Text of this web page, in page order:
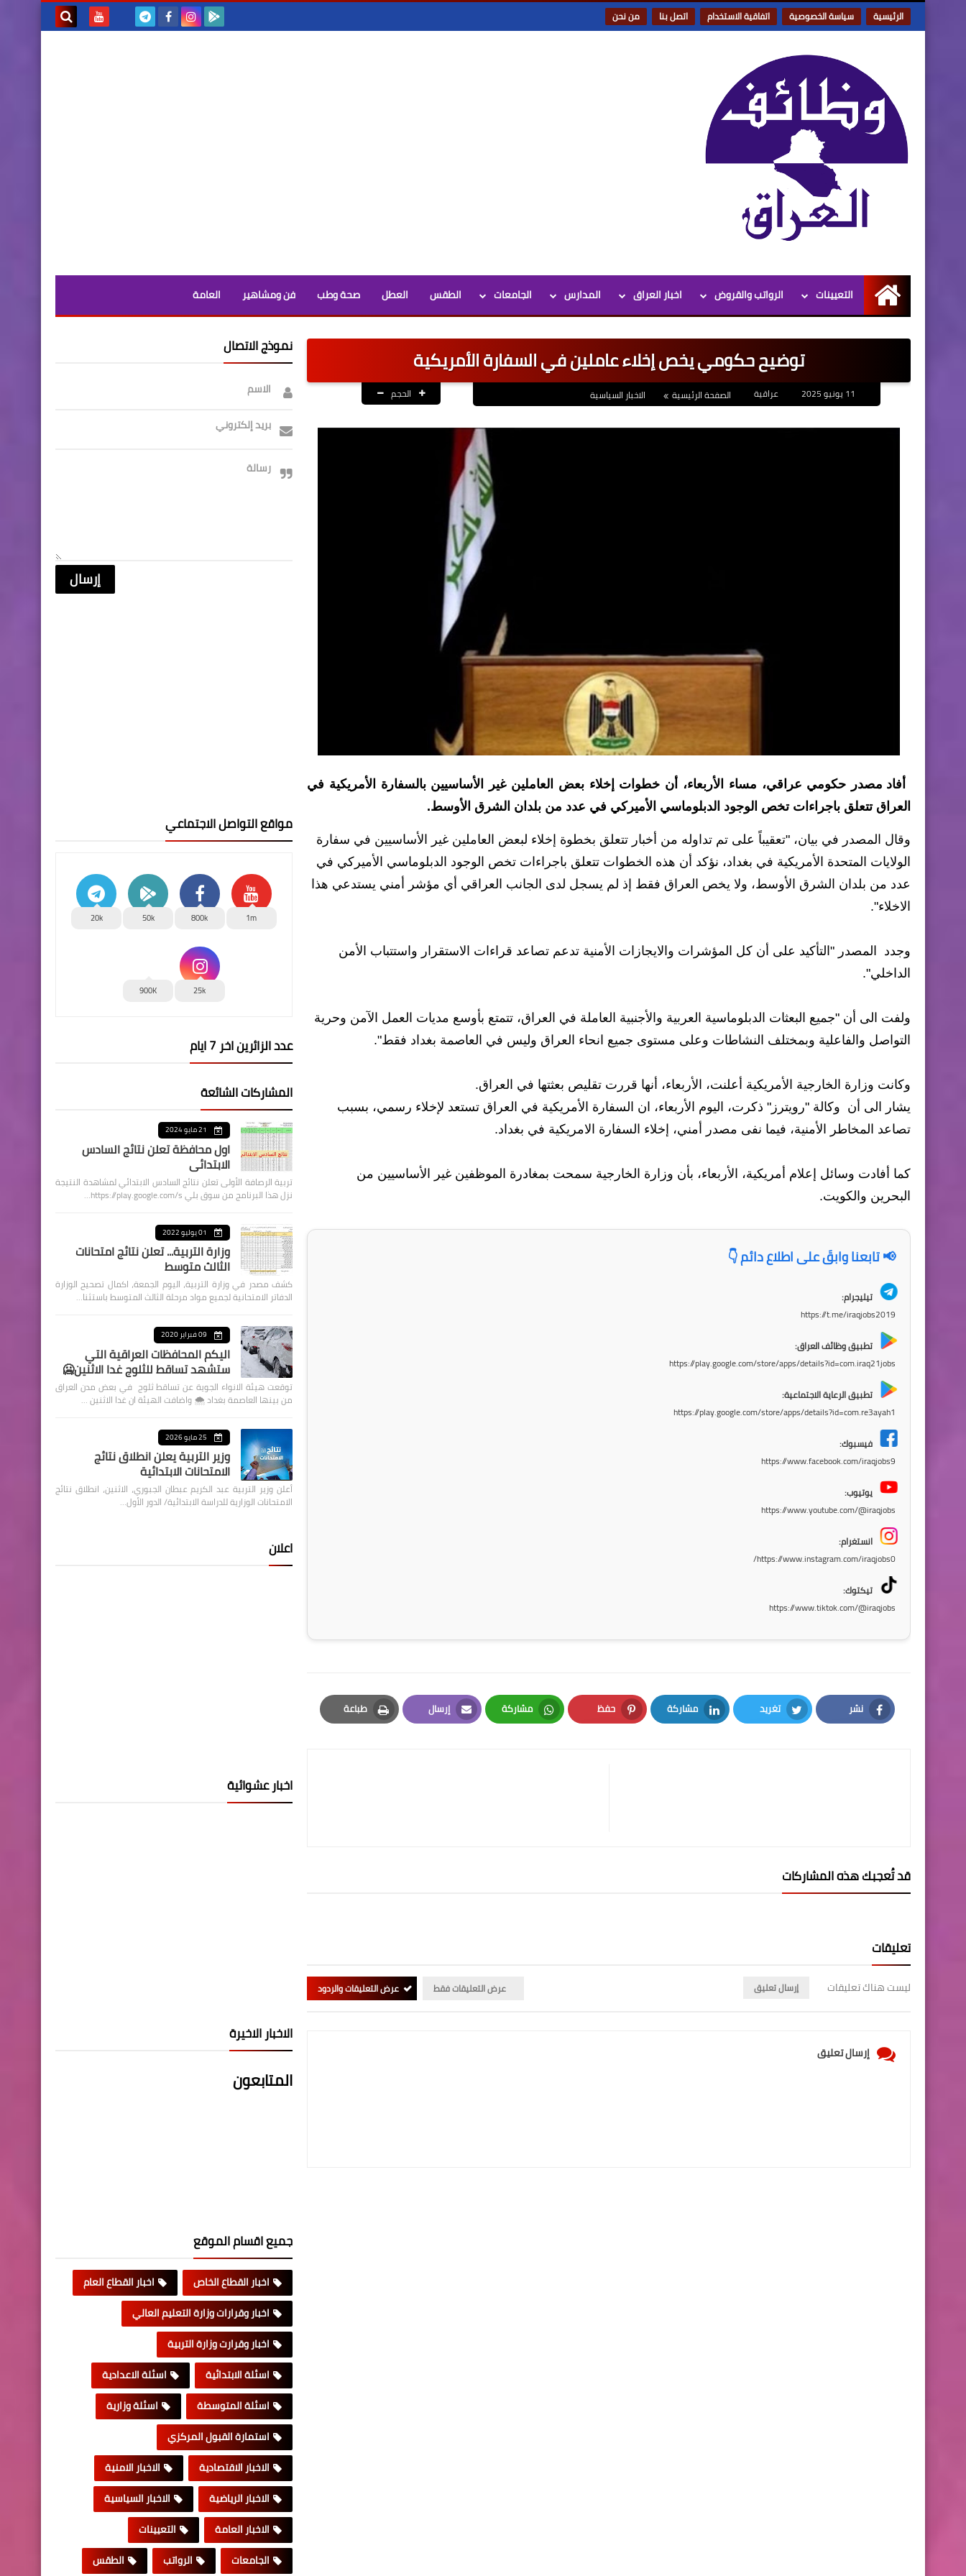
الرئيسية سياسة الخصوصية اتفاقية الاستخدام اتصل بنا من نحن
الرئيسية
التعيينات الرواتب والقروض اخبار العراق المدارس الجامعات الطقس العطل صحة وطب فن ومشاهير العامة
توضيح حكومي يخص إخلاء عاملين في السفارة الأمريكية
عراقية الصفحة الرئيسية الاخبار السياسية الحجم
أفاد مصدر حكومي عراقي، مساء الأربعاء، أن خطوات إخلاء بعض العاملين غير الأساسيين بالسفارة الأمريكية في
العراق تتعلق باجراءات تخص الوجود الدبلوماسي الأميركي في عدد من بلدان الشرق الأوسط.
وقال المصدر في بيان، "تعقيباً على تم تداوله من أخبار تتعلق بخطوة إخلاء لبعض العاملين غير الأساسيين في سفارة
الولايات المتحدة الأمريكية في بغداد، نؤكد أن هذه الخطوات تتعلق باجراءات تخص الوجود الدبلوماسي الأميركي في
عدد من بلدان الشرق الأوسط، ولا يخص العراق فقط إذ لم يسجل لدى الجانب العراقي أي مؤشر أمني يستدعي هذا
الاخلاء".
وجدد المصدر "التأكيد على أن كل المؤشرات والايجازات الأمنية تدعم تصاعد قراءات الاستقرار واستتباب الأمن
الداخلي".
ولفت الى أن "جميع البعثات الدبلوماسية العربية والأجنبية العاملة في العراق، تتمتع بأوسع مديات العمل الآمن وحرية
التواصل والفاعلية وبمختلف النشاطات وعلى مستوى جميع انحاء العراق وليس في العاصمة بغداد فقط".
وكانت وزارة الخارجية الأمريكية أعلنت، الأربعاء، أنها قررت تقليص بعثتها في العراق.
يشار الى أن وكالة "رويترز" ذكرت، اليوم الأربعاء، ان السفارة الأمريكية في العراق تستعد لإخلاء رسمي، بسبب
تصاعد المخاطر الأمنية، فيما نفى مصدر أمني، إخلاء السفارة الامريكية في بغداد.
كما أفادت وسائل إعلام أمريكية، الأربعاء، بأن وزارة الخارجية سمحت بمغادرة الموظفين غير الأساسيين من
البحرين والكويت.
📢 تابعنا وابقَ على اطلاع دائم 👇
تيليجرام:
https://t.me/iraqjobs2019
تطبيق وظائف العراق:
https://play.google.com/store/apps/details?id=com.iraq21jobs
تطبيق الرعاية الاجتماعية:
https://play.google.com/store/apps/details?id=com.re3ayah1
فيسبوك:
https://www.facebook.com/iraqjobs9
يوتيوب:
https://www.youtube.com/@iraqjobs
انستغرام:
https://www.instagram.com/iraqjobs0/
تيكتوك:
https://www.tiktok.com/@iraqjobs
نشر
Facebook
تغريد
Twitter
مشاركة
LinkedIn
حفظ
Pinterest
مشاركة
Whatsapp
إرسال
Email
طباعة
Print
قد تُعجبك هذه المشاركات
تعليقات
ليست هناك تعليقات إرسال تعليق عرض التعليقات فقط عرض التعليقات والردود
إرسال تعليق
نموذج الاتصال
الاسم
بريد إلكتروني
رسالة
مواقع التواصل الاجتماعي
1m
800k
50k
20k
25k
900K
عدد الزائرين اخر 7 ايام
المشاركات الشائعة
21 مايو 2024
اول محافظة تعلن نتائج السادس
الابتدائي
تربية الرصافة الأولى تعلن نتائج السادس الابتدائي لمشاهدة النتيجة
نزل هذا البرنامج من سوق بلي https://play.google.com/s…
01 يوليو 2022
وزارة التربية... تعلن نتائج امتحانات
الثالث متوسط
كشف مصدر في وزارة التربية، اليوم الجمعة، اكمال تصحيح الوزارة
الدفاتر الامتحانية لجميع مواد مرحلة الثالث المتوسط باستثنا…
09 فبراير 2020
اليكم المحافظات العراقية التي
ستشهد تساقط للثلوج غدا الاثنين🥶
توقعت هيئة الانواء الجوية عن تساقط ثلوج في بعض مدن العراق
من بينها العاصمة بغداد ⁦🌨️⁩ واضافت الهيئة ان غدا الاثنين …
25 مايو 2026
وزير التربية يعلن انطلاق نتائج
الامتحانات الابتدائية
أعلن وزير التربية عبد الكريم عبطان الجبوري، الاثنين، انطلاق نتائج
الامتحانات الوزارية للدراسة الابتدائية/ الدور الأول…
اعلان
اخبار عشوائية
الاخبار الاخيرة
المتابعون
جميع اقسام الموقع
اخبار القطاع الخاص
اخبار القطاع العام
اخبار وقرارات وزارة التعليم العالي
اخبار وقرارت وزارة التربية
اسئلة الابتدائية
اسئلة الاعدادية
اسئلة المتوسطة
اسئلة وزارية
استمارة القبول المركزي
الاخبار الاقتصادية
الاخبار الامنية
الاخبار الرياضية
الاخبار السياسية
الاخبار العامة
التعيينات
الجامعات
الرواتب الطقس